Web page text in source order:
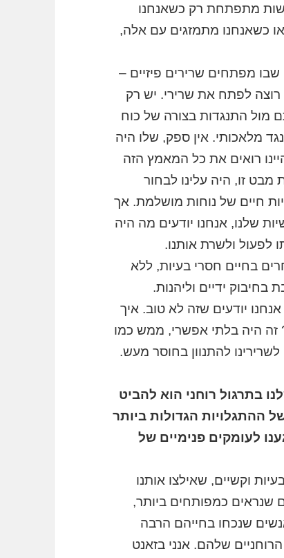
מתפתחת רק כשאנחנו
כשאנחנו מתמזגים עם אלה,
שבו מפתחים שרירים פיזיים –
רוצה לפתח את שרירי. יש רק
מול התנגדות בצורה של כוח
מלאכותי. אין ספק, שלו היה
רואים את כל המאמץ הזה
זו, היה עלינו לבחור
חיים של נוחות מושלמת. אך
שלנו, אנחנו יודעים מה היה
לפעול ולשרת אותנו.
בחיים חסרי בעיות, ללא
בחיבוק ידיים וליהנות.
יודעים שזה לא טוב. איך
זה היה בלתי אפשרי, ממש כמו
להתנוון בחוסר מעש.
בתרגול רוחני הוא להביט
ההתגלויות הגדולות ביותר
לעומקים פנימיים של
וקשיים, שאילצו אותנו
שנראים כמפותחים ביותר,
שנכחו בחייהם הרבה
שלהם. אנני בזאנט